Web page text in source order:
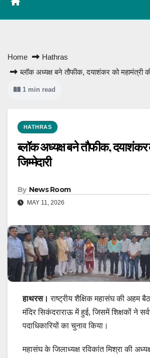
Home
Hathras
ब्लॉक अध्यक्ष बने तौफीक, दयाशंकर को महामंत्री
1 min read
HATHRAS
ब्लॉक अध्यक्ष बने तौफीक, दयाशंकर
जिम्मेदारी
By News Room
MAY 11, 2026
हाथरस। राष्ट्रीय शैक्षिक महासंघ की अहम
मंदिर सिकंदराराऊ में हुई, जिसमें शिक्षकों ने
पदाधिकारियों का चुनाव किया।
महासंघ के जिलाध्यक्ष रविकांत मिश्रा की